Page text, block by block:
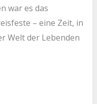
war es das
– eine Zeit, in
Welt der Lebenden